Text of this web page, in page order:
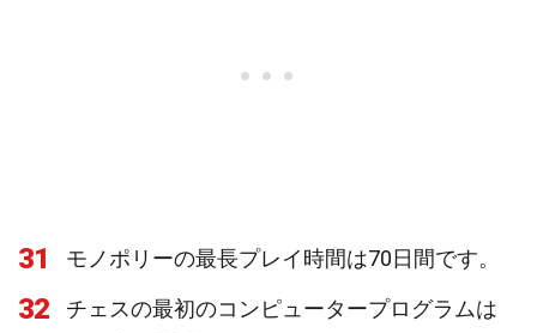
31 モノポリーの最長プレイ時間は70日間です。
32
チェスの最初のコンピュータープログラムは